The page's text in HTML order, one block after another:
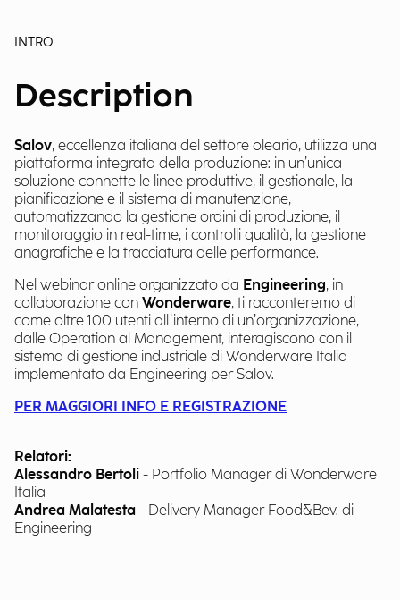
INTRO
Description
Salov, eccellenza italiana del settore oleario, utilizza una
piattaforma integrata della produzione: in un’unica
soluzione connette le linee produttive, il gestionale, la
pianificazione e il sistema di manutenzione,
automatizzando la gestione ordini di produzione, il
monitoraggio in real-time, i controlli qualità, la gestione
anagrafiche e la tracciatura delle performance.
Nel webinar online organizzato da Engineering, in
collaborazione con Wonderware, ti racconteremo di
come oltre 100 utenti all’interno di un’organizzazione,
dalle Operation al Management, interagiscono con il
sistema di gestione industriale di Wonderware Italia
implementato da Engineering per Salov.
PER MAGGIORI INFO E REGISTRAZIONE
Relatori:
Alessandro Bertoli - Portfolio Manager di Wonderware
Italia
Andrea Malatesta - Delivery Manager Food&Bev. di
Engineering